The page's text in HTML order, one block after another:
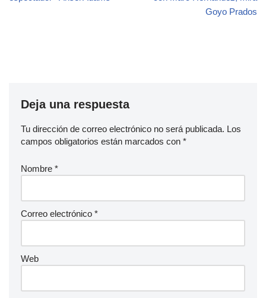
Goyo Prados
Deja una respuesta
Tu dirección de correo electrónico no será publicada. Los
campos obligatorios están marcados con *
Nombre *
Correo electrónico *
Web